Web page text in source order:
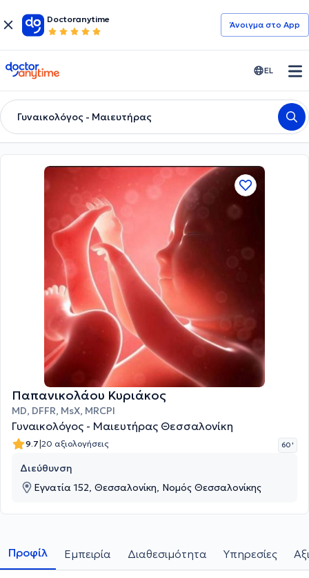
Doctoranytime
Άνοιγμα στο App
doctoranytime EL
Γυναικολόγος - Μαιευτήρας
Παπανικολάου Κυριάκος
MD, DFFR, MsX, MRCPI
Γυναικολόγος - Μαιευτήρας Θεσσαλονίκη
9.7|20 αξιολογήσεις 60 '
Διεύθυνση
Εγνατία 152, Θεσσαλονίκη, Νομός Θεσσαλονίκης
Προφίλ Εμπειρία Διαθεσιμότητα Υπηρεσίες